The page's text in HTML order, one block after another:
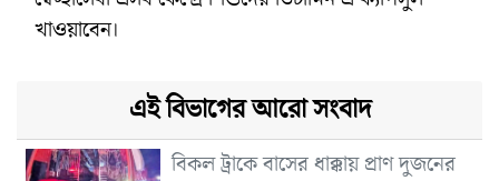
খাওয়াবেন।
এই বিভাগের আরো সংবাদ
বিকল ট্রাকে বাসের ধাক্কায় প্রাণ দুজনের